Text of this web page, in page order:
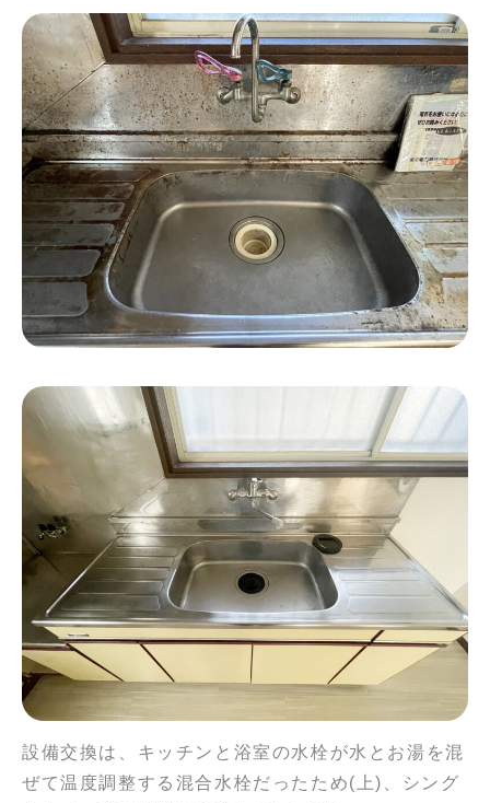
設備交換は、キッチンと浴室の水栓が水とお湯を混
ぜて温度調整する混合水栓だったため(上)、シング